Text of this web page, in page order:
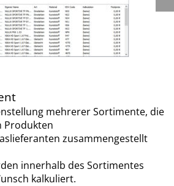
mehrerer Sortimente, die
Produkten
zusammengestellt
innerhalb des Sortimentes
kalkuliert.